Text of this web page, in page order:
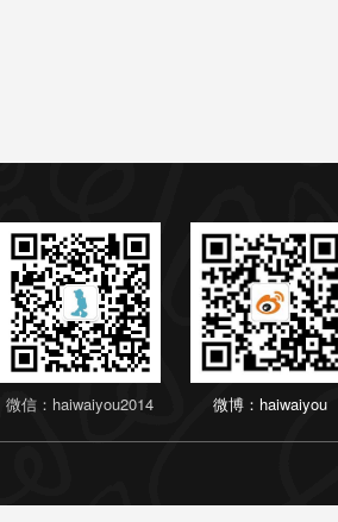
微信：haiwaiyou2014 微博：haiwaiyou